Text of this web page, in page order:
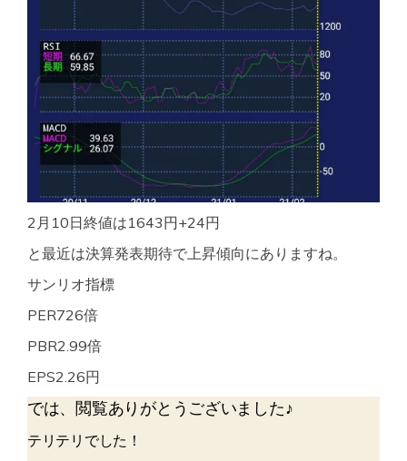
2月10日終値は1643円+24円
と最近は決算発表期待で上昇傾向にありますね。
サンリオ指標
PER726倍
PBR2.99倍
EPS2.26円
では、閲覧ありがとうございました♪
テリテリでした！